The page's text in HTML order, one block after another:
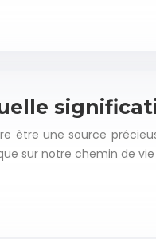
être une source
sur notre chemin de